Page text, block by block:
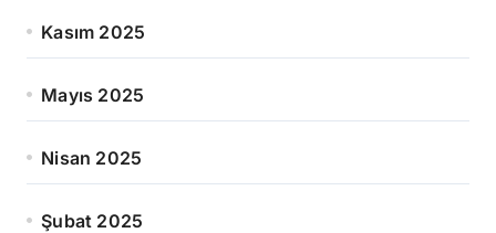
Kasım 2025
Mayıs 2025
Nisan 2025
Şubat 2025